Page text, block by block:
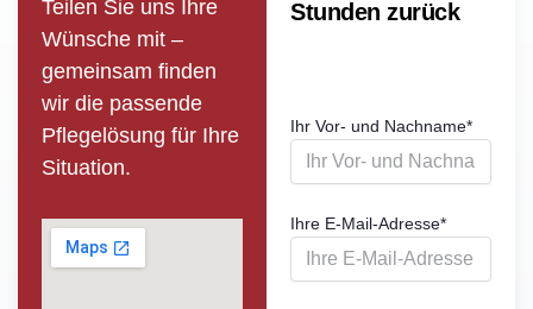
Teilen Sie uns Ihre
Wünsche mit –
gemeinsam finden
wir die passende
Pflege­lösung für Ihre
Situation.
Stunden zurück
Ihr Vor- und Nachname*
Ihre E-Mail-Adresse*